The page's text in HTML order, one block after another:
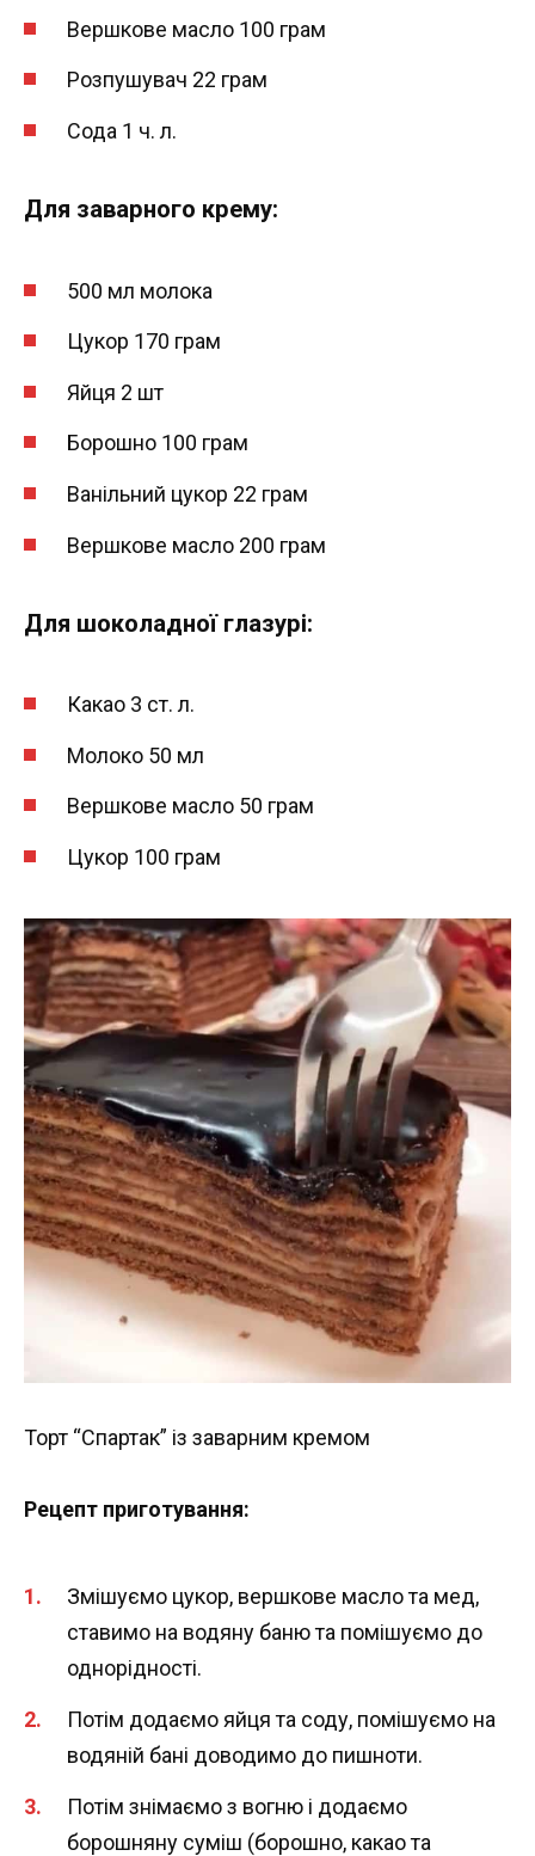
Вершкове масло 100 грам
Розпушувач 22 грам
Сода 1 ч. л.
Для заварного крему:
500 мл молока
Цукор 170 грам
Яйця 2 шт
Борошно 100 грам
Ванільний цукор 22 грам
Вершкове масло 200 грам
Для шоколадної глазурі:
Какао 3 ст. л.
Молоко 50 мл
Вершкове масло 50 грам
Цукор 100 грам
Торт “Спартак” із заварним кремом
Рецепт приготування:
Змішуємо цукор, вершкове масло та мед,
ставимо на водяну баню та помішуємо до
однорідності.
Потім додаємо яйця та соду, помішуємо на
водяній бані доводимо до пишноти.
Потім знімаємо з вогню і додаємо
борошняну суміш (борошно, какао та